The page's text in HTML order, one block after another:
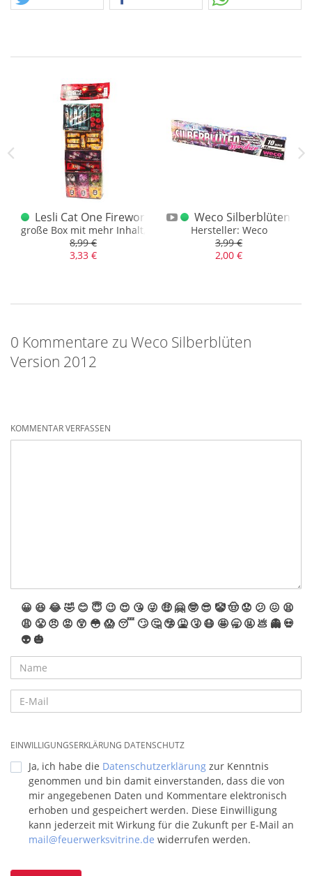
2012
Lesli Cat One Fireworks Showbag 2.0 alte Version
große Box mit mehr Inhalt, ältere Version, 29 Teile
8,99 €
3,33 €
Weco Silberblüten
Hersteller: Weco
3,99 €
2,00 €
0 Kommentare zu Weco Silberblüten
Version 2012
KOMMENTAR VERFASSEN
😀 😆 😂🤣 😊 😇 😉 😍 😘 😜 🤑 🤗 🤓 😎 🤡🤠 😟 😕 😖 😫
😩 😤 😠 😡 😲 😳 😱 😴 🙄 🤔 🤥 🤮 🤧 😷 🤩 🥱 🤬 💩 👻 💀
👽 🎃
EINWILLIGUNGSERKLÄRUNG DATENSCHUTZ
Ja, ich habe die Datenschutzerklärung zur Kenntnis
genommen und bin damit einverstanden, dass die von
mir angegebenen Daten und Kommentare elektronisch
erhoben und gespeichert werden. Diese Einwilligung
kann jederzeit mit Wirkung für die Zukunft per E-Mail an
mail@feuerwerksvitrine.de widerrufen werden.